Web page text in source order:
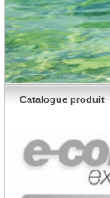
Catalogue produit